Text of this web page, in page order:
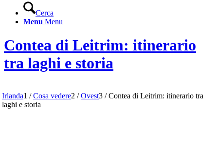
Cerca
Menu Menu
Contea di Leitrim: itinerario
tra laghi e storia
Irlanda1 / Cosa vedere2 / Ovest3 / Contea di Leitrim: itinerario tra
laghi e storia